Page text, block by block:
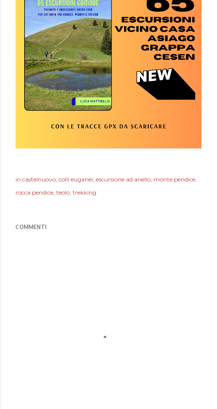
in castelnuovo colli euganei escursione ad anello monte pendice
rocca pendice teolo trekking
COMMENTI